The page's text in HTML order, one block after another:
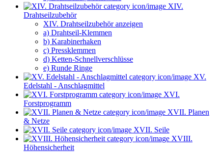
XIV.
Drahtseilzubehör
XIV. Drahtseilzubehör anzeigen
a) Drahtseil-Klemmen
b) Karabinerhaken
c) Pressklemmen
d) Ketten-Schnellverschlüsse
e) Runde Ringe
XV.
Edelstahl - Anschlagmittel
XVI.
Forstprogramm
XVII. Planen
& Netze
XVII. Seile
XVIII.
Höhensicherheit